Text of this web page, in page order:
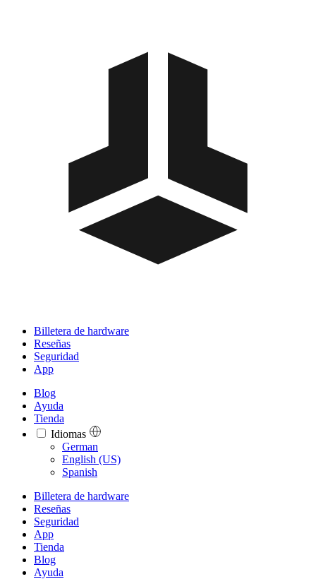
Billetera de hardware
Reseñas
Seguridad
App
Blog
Ayuda
Tienda
Idiomas
Languages
German
English (US)
Spanish
Billetera de hardware
Reseñas
Seguridad
App
Tienda
Blog
Ayuda